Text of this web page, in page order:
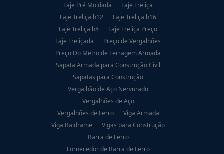
Laje Pré Moldada
Laje Treliça
Laje Treliça h12
Laje Treliça h16
Laje Treliça h8
Laje Treliça Preço
Laje Treliçada
Preço de Vergalhões
Preço Do Metro de Ferragem Armada
Sapata Armada para Construção Civil
Sapatas para Construção
Vergalhão de Aço Nervurado
Vergalhões de Aço
Vergalhões de Ferro
Viga Armada
Viga Baldrame
Vigas para Construção
Barra de Ferro
Fornecedor de Barra de Ferro